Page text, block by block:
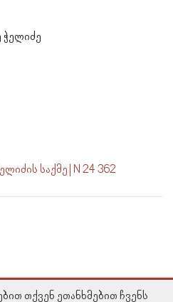
ჭელიძე
საქმე | N 24 362
თქვენ ეთანხმებით ჩვენს